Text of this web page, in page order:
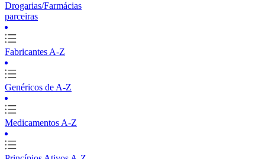
Drogarias/Farmácias
parceiras
Fabricantes A-Z
Genéricos de A-Z
Medicamentos A-Z